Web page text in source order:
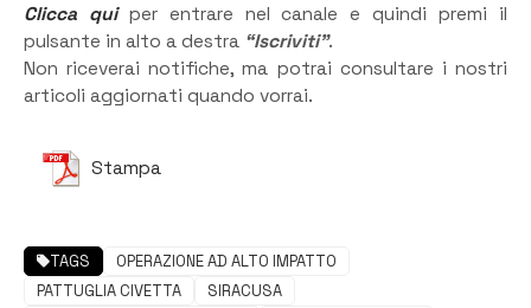
Clicca quiper entrare nel canale e quindi premi il
pulsante in alto a destra “Iscriviti”.
Non riceverai notifiche, ma potrai consultare i nostri
articoli aggiornati quando vorrai.
Stampa
TAGS
OPERAZIONE AD ALTO IMPATTO
PATTUGLIA CIVETTA
SIRACUSA